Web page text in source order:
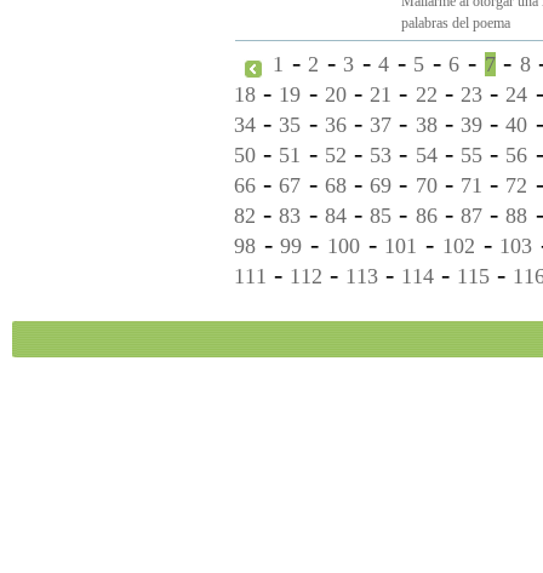
palabras del poema
1 -2 - 3 -4 - 5 -6 - 7- 8
18 - 19 - 20-21 - 22 - 23-24
34 - 35 - 36- 37 - 38- 39-40
50 - 51 - 52 - 53 - 54- 55- 56
66 -67 - 68-69 - 70- 71 - 72
82 -83 - 84-85 - 86- 87-88
98 -99 - 100- 101 - 102 - 103
111 - 112 - 113 - 114 - 115 -